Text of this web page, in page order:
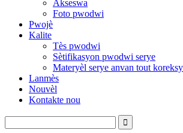
Akseswa
Foto pwodwi
Pwojè
Kalite
Tès pwodwi
Sètifikasyon pwodwi serye
Materyèl serye anvan tout
Lanmès
Nouvèl
Kontakte nou